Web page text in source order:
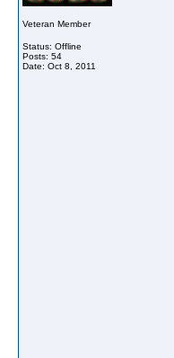
Veteran Member
Status: Offline
Posts: 54
Date: Oct 8, 2011